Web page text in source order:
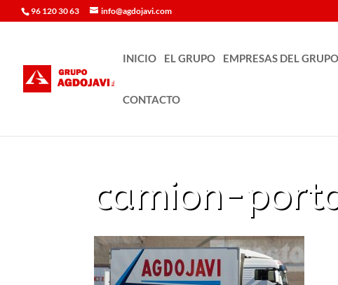
96 120 30 63 info@agdojavi.com
INICIO EL GRUPO EMPRESAS DEL GRUPO
CONTACTO
camion-